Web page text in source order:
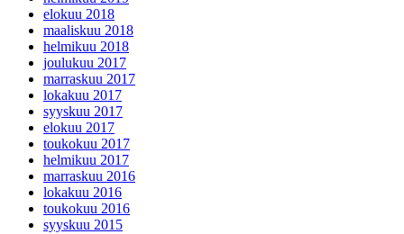
elokuu 2018
maaliskuu 2018
helmikuu 2018
joulukuu 2017
marraskuu 2017
lokakuu 2017
syyskuu 2017
elokuu 2017
toukokuu 2017
helmikuu 2017
marraskuu 2016
lokakuu 2016
toukokuu 2016
syyskuu 2015